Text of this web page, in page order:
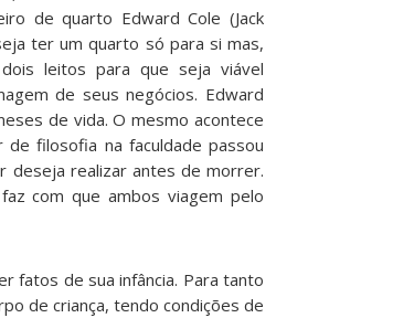
de quarto Edward Cole (Jack
ter um quarto só para si mas,
leitos para que seja viável
de seus negócios. Edward
de vida. O mesmo acontece
filosofia na faculdade passou
deseja realizar antes de morrer.
com que ambos viagem pelo
fatos de sua infância. Para tanto
de criança, tendo condições de